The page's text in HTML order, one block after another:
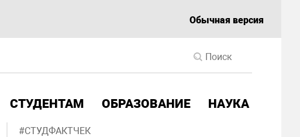
Обычная версия
СТУДЕНТАМ ОБРАЗОВАНИЕ НАУКА
#СТУДФАКТЧЕК